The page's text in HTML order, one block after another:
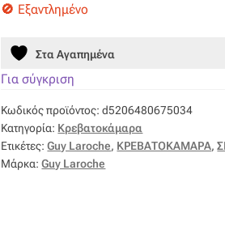
Εξαντλημένο
Στα Αγαπημένα
Για σύγκριση
Κωδικός προϊόντος:d5206480675034
Κατηγορία: Κρεβατοκάμαρα
Ετικέτες:Guy Laroche, ΚΡΕΒΑΤΟΚΑΜΑΡΑ,
Μάρκα:Guy Laroche